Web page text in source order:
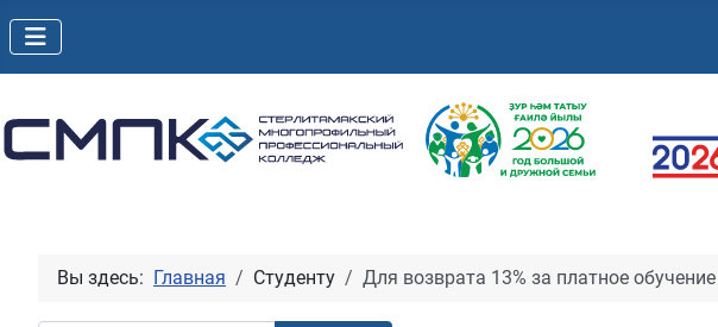
Вы здесь: Главная Студенту Для возврата 13% за платное обучение